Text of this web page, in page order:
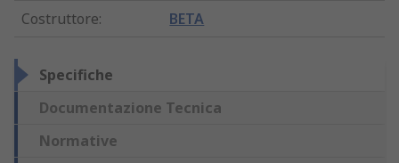
Costruttore: BETA
Specifiche
Documentazione Tecnica
Normative